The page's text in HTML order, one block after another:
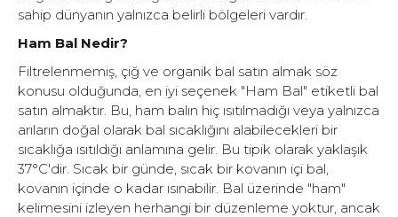
sahip dünyanın yalnızca belirli bölgeleri vardır.
Ham Bal Nedir?
Filtrelenmemiş, çiğ ve organik bal satın almak söz
konusu olduğunda, en iyi seçenek "Ham Bal" etiketli bal
satın almaktır. Bu, ham balın hiç ısıtılmadığı veya yalnızca
arıların doğal olarak bal sıcaklığını alabilecekleri bir
sıcaklığa ısıtıldığı anlamına gelir. Bu tipik olarak yaklaşık
37°C'dir. Sıcak bir günde, sıcak bir kovanın içi bal,
kovanın içinde o kadar ısınabilir. Bal üzerinde "ham"
kelimesini izleyen herhangi bir düzenleme yoktur, ancak